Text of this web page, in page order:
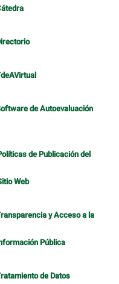
de Autoevaluación
de Publicación del
Web
y Acceso a la
Pública
de Datos